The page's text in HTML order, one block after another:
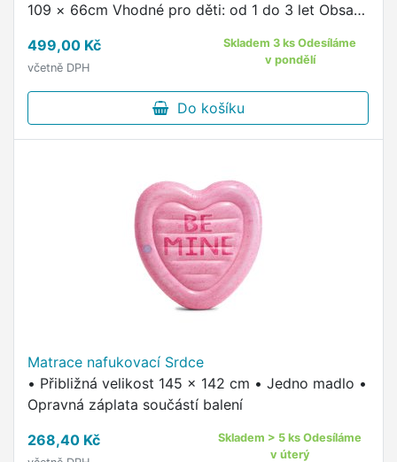
109 × 66cm Vhodné pro děti: od 1 do 3 let Obsah
499,00 Kč
včetně DPH
Skladem 3 ks Odesíláme
v pondělí
Do košíku
Matrace nafukovací Srdce
• Přibližná velikost 145 × 142 cm • Jedno madlo •
Opravná záplata součástí balení
268,40 Kč
Skladem > 5 ks Odesíláme
v úterý